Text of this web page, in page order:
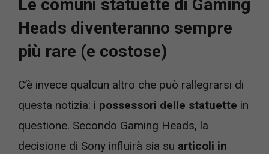
Le comuni statuette di Gaming
Heads diventeranno sempre
più rare (e costose)
C’è invece qualcun altro che può rallegrarsi di
questa notizia: i possessori delle statuette in
questione. Secondo Gaming Heads, la
decisione di Sony influirà sia su articoli in